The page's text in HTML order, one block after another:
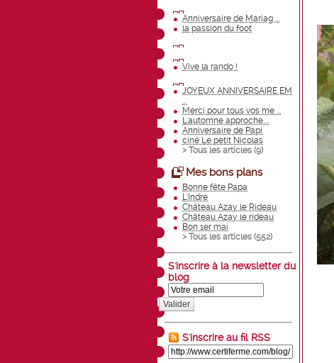
Anniversaire de Mariag ...
la passion du foot
Vive la rando !
JOYEUX ANNIVERSAIRE EM
...
Merci pour tous vos me ...
L'automne approche....
Anniversaire de Papi
ciné Le petit Nicolas
> Tous les articles (9)
Mes bons plans
Bonne fête Papa
L'Indre
Château Azay le Rideau
Château Azay le rideau
Bon 1er mai
> Tous les articles (552)
S'inscrire à la newsletter du
blog
Valider
S'inscrire au fil RSS